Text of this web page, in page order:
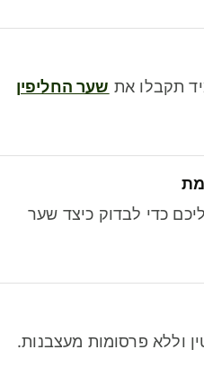
שער החליפין
כדי לבדוק כיצד שער
וללא פרסומות מעצבנות.